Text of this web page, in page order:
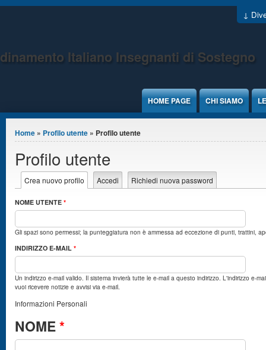
Jump to Content
↓
Italiano Insegnanti di Sostegno
HOME PAGE CHI SIAMO
Tu sei qui
Home » Profilo utente » Profilo utente
Profilo utente
Schede primarie
Crea nuovo profilo (scheda attiva)
Accedi Richiedi nuova password
NOME UTENTE *
Gli spazi sono permessi; la punteggiatura non è ammessa ad eccezione di punti, trattini,
INDIRIZZO E-MAIL *
Un indirizzo e-mail valido. Il sistema invierà tutte le e-mail a questo indirizzo. L'indirizzo e-
vuoi ricevere notizie e avvisi via e-mail.
Informazioni Personali
NOME*